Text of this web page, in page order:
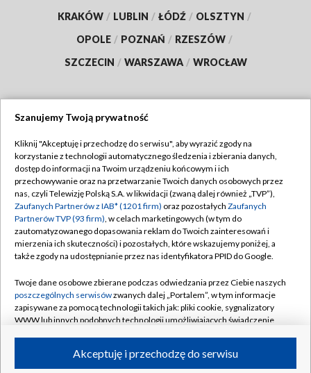
KRAKÓW / LUBLIN / ŁÓDŹ / OLSZTYN /
OPOLE / POZNAŃ / RZESZÓW /
SZCZECIN / WARSZAWA / WROCŁAW
TVP
Abonament TVP
Emisja w TVP
Centrum informacji TVP
Naziemna Telewizja Cyfrowa
Rada Programowa
System NOS
Informacje o nadawcy
Program dla prasy
Regulamin TVP
Polityka prywatności
Moje zgody
Pomoc
Kontakt
Kanały
Szanujemy Twoją prywatność
Kliknij "Akceptuję i przechodzę do serwisu", aby wyrazić zgody na
korzystanie z technologii automatycznego śledzenia i zbierania danych,
dostęp do informacji na Twoim urządzeniu końcowym i ich
przechowywanie oraz na przetwarzanie Twoich danych osobowych przez
nas, czyli Telewizję Polską S.A. w likwidacji (zwaną dalej również „TVP”),
Zaufanych Partnerów z IAB* (1201 firm) oraz pozostałych Zaufanych
Partnerów TVP (93 firm), w celach marketingowych (w tym do
zautomatyzowanego dopasowania reklam do Twoich zainteresowań i
mierzenia ich skuteczności) i pozostałych, które wskazujemy poniżej, a
także zgody na udostępnianie przez nas identyfikatora PPID do Google.
Twoje dane osobowe zbierane podczas odwiedzania przez Ciebie naszych
poszczególnych serwisówzwanych dalej „Portalem”, w tym informacje
zapisywane za pomocą technologii takich jak: pliki cookie, sygnalizatory
WWW lub innych podobnych technologii umożliwiających świadczenie
ruchu w Internecie.Akceptuję i przechodzę do serwisu